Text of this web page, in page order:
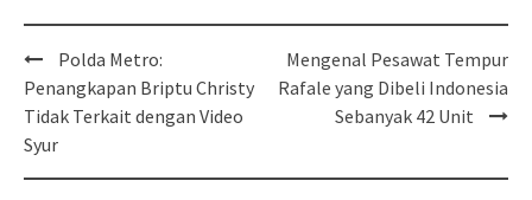
Post
navigation
Polda Metro:
Penangkapan Briptu Christy
Tidak Terkait dengan Video
Syur
Mengenal Pesawat Tempur
Rafale yang Dibeli Indonesia
Sebanyak 42 Unit